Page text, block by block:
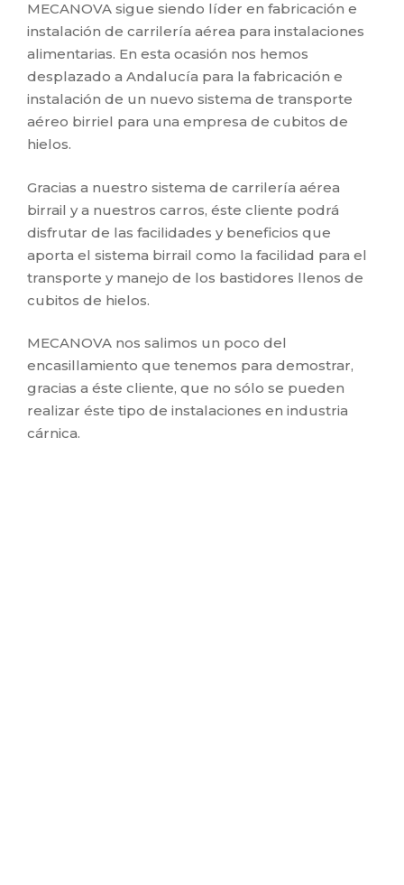
MECANOVA sigue siendo líder en fabricación e
instalación de carrilería aérea para instalaciones
alimentarias. En esta ocasión nos hemos
desplazado a Andalucía para la fabricación e
instalación de un nuevo sistema de transporte
aéreo birriel para una empresa de cubitos de
hielos.
Gracias a nuestro sistema de carrilería aérea
birrail y a nuestros carros, éste cliente podrá
disfrutar de las facilidades y beneficios que
aporta el sistema birrail como la facilidad para el
transporte y manejo de los bastidores llenos de
cubitos de hielos.
MECANOVA nos salimos un poco del
encasillamiento que tenemos para demostrar,
gracias a éste cliente, que no sólo se pueden
realizar éste tipo de instalaciones en industria
cárnica.